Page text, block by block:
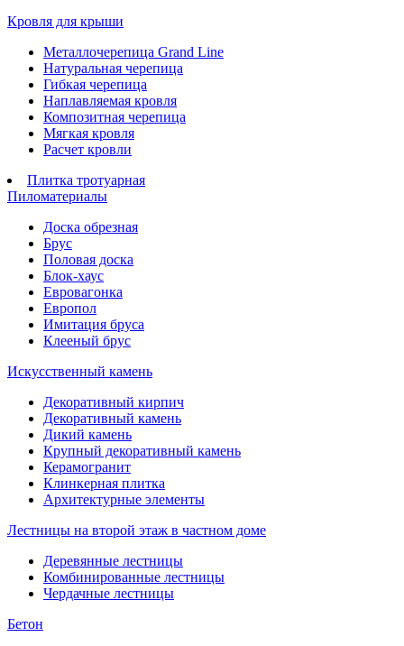
Кровля для крыши
Металлочерепица Grand Line
Натуральная черепица
Гибкая черепица
Наплавляемая кровля
Композитная черепица
Мягкая кровля
Расчет кровли
Плитка тротуарная
Пиломатериалы
Доска обрезная
Брус
Половая доска
Блок-хаус
Евровагонка
Европол
Имитация бруса
Клееный брус
Искусственный камень
Декоративный кирпич
Декоративный камень
Дикий камень
Крупный декоративный камень
Керамогранит
Клинкерная плитка
Архитектурные элементы
Лестницы на второй этаж в частном доме
Деревянные лестницы
Комбинированные лестницы
Чердачные лестницы
Бетон